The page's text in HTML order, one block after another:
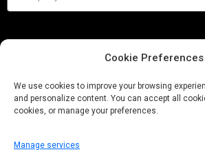
Cookie Preferences
We use cookies to improve your browsing
and personalize content. You can accept all
cookies, or manage your preferences.
Manage services